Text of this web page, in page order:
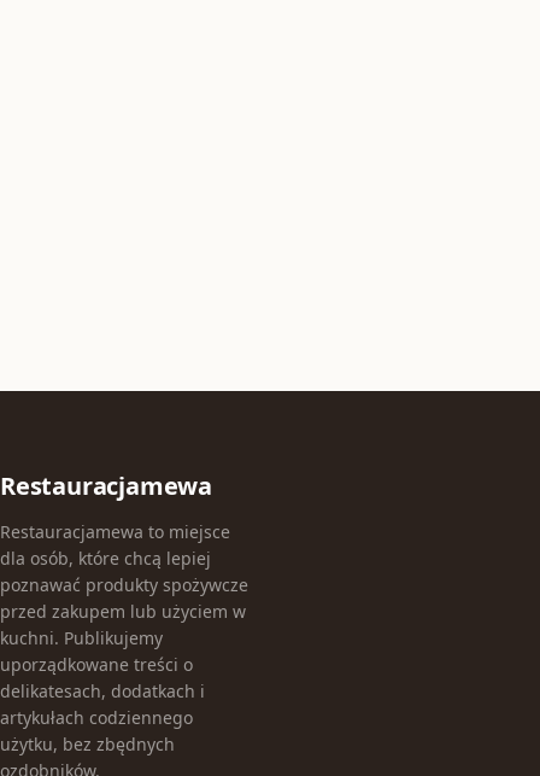
Restauracjamewa
Restauracjamewa to miejsce
dla osób, które chcą lepiej
poznawać produkty spożywcze
przed zakupem lub użyciem w
kuchni. Publikujemy
uporządkowane treści o
delikatesach, dodatkach i
artykułach codziennego
użytku, bez zbędnych
ozdobników.